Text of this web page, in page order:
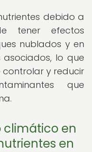
debido a
tener efectos
nublados y en
asociados, lo que
y reducir
que
en
en